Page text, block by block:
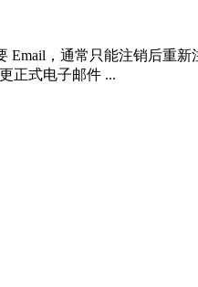
，通常只能注销后重新
正式电子邮件 ...